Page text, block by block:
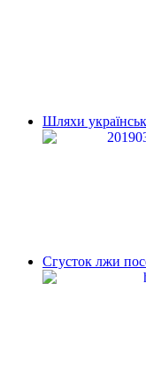
Шляхи
Сгусток лжи